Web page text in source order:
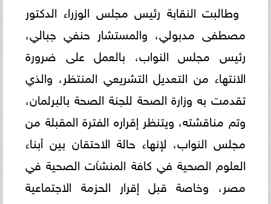
وطالبت النقابة رئيس مجلس الوزراء الدكتور
مصطفى مدبولي، والمستشار حنفي جبالي،
رئيس مجلس النواب، بالعمل على ضرورة
الانتهاء من التعديل التشريعي المنتظر، والذي
تقدمت به وزارة الصحة للجنة الصحة بالبرلمان،
وتم مناقشته، ويتنظر إقراره الفترة المقبلة من
مجلس النواب، لإنهاء حالة الاحتقان بين أبناء
العلوم الصحية في كافة المنشآت الصحية في
مصر، وخاصة قبل إقرار الحزمة الاجتماعية